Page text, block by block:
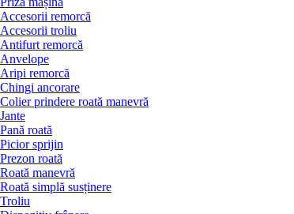
Accesorii remorcă
Accesorii troliu
Antifurt remorcă
Anvelope
Aripi remorcă
Chingi ancorare
Colier prindere roată manevră
Jante
Pană roată
Picior sprijin
Prezon roată
Roată manevră
Roată simplă susținere
Troliu